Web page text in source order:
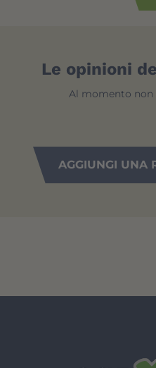
Le opinioni
Al momento non
AGGIUNGI UNA